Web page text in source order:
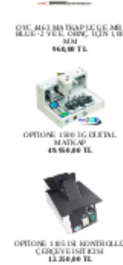
MM
960,00 TL
OPTİONE 1500 3G DİJİTAL
MATKAP
49.950,00 TL
OPTİONE 1105 ISI KONTROLLÜ
ÇERÇEVE ISITICISI
12.250,00 TL